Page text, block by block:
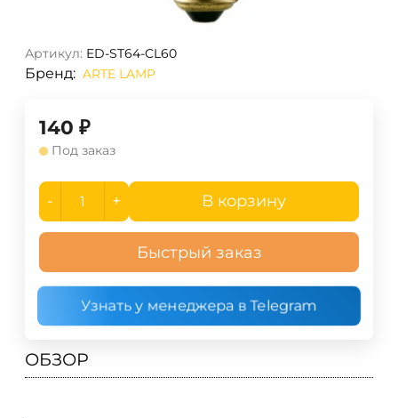
Артикул: ED-ST64-CL60
Бренд: ARTE LAMP
140 ₽
Под заказ
- + В корзину
Быстрый заказ
Узнать у менеджера в Telegram
ОБЗОР